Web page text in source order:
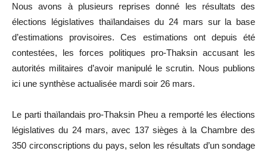
Nous avons à plusieurs reprises donné les résultats des
élections législatives thaïlandaises du 24 mars sur la base
d’estimations provisoires. Ces estimations ont depuis été
contestées, les forces politiques pro-Thaksin accusant les
autorités militaires d’avoir manipulé le scrutin. Nous publions
ici une synthèse actualisée mardi soir 26 mars.
Le parti thaïlandais pro-Thaksin Pheu a remporté les élections
législatives du 24 mars, avec 137 sièges à la Chambre des
350 circonscriptions du pays, selon les résultats d’un sondage